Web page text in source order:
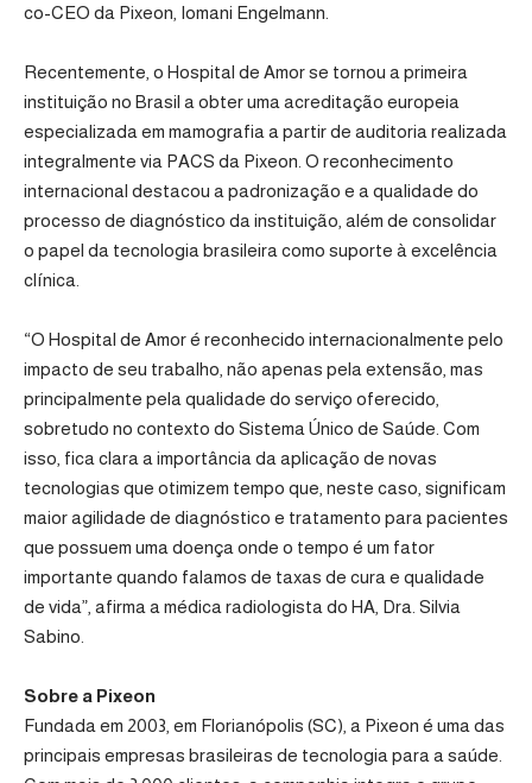
co-CEO da Pixeon, Iomani Engelmann.
Recentemente, o Hospital de Amor se tornou a primeira
instituição no Brasil a obter uma acreditação europeia
especializada em mamografia a partir de auditoria realizada
integralmente via PACS da Pixeon. O reconhecimento
internacional destacou a padronização e a qualidade do
processo de diagnóstico da instituição, além de consolidar
o papel da tecnologia brasileira como suporte à excelência
clínica.
“O Hospital de Amor é reconhecido internacionalmente pelo
impacto de seu trabalho, não apenas pela extensão, mas
principalmente pela qualidade do serviço oferecido,
sobretudo no contexto do Sistema Único de Saúde. Com
isso, fica clara a importância da aplicação de novas
tecnologias que otimizem tempo que, neste caso, significam
maior agilidade de diagnóstico e tratamento para pacientes
que possuem uma doença onde o tempo é um fator
importante quando falamos de taxas de cura e qualidade
de vida”, afirma a médica radiologista do HA, Dra. Silvia
Sabino.
Sobre a Pixeon
Fundada em 2003, em Florianópolis (SC), a Pixeon é uma das
principais empresas brasileiras de tecnologia para a saúde.